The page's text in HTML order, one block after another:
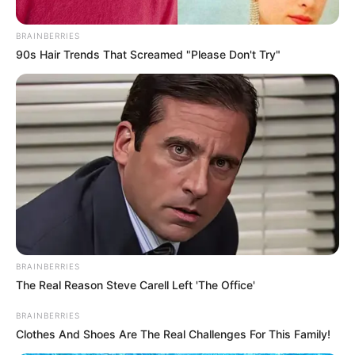
Cortesía, Alcaldía de Bello
Atención emergencia en vereda Granizal del municipio de
Por:Verónica Gómez Perea
Julio 24, 2025
BRAINBERRIES
90s Hair Trends That Screamed "Please Don't Try"
BRAINBERRIES
The Real Reason Steve Carell Left 'The Office'
BRAINBERRIES
Clothes And Shoes Are The Real Challenges For This Family!